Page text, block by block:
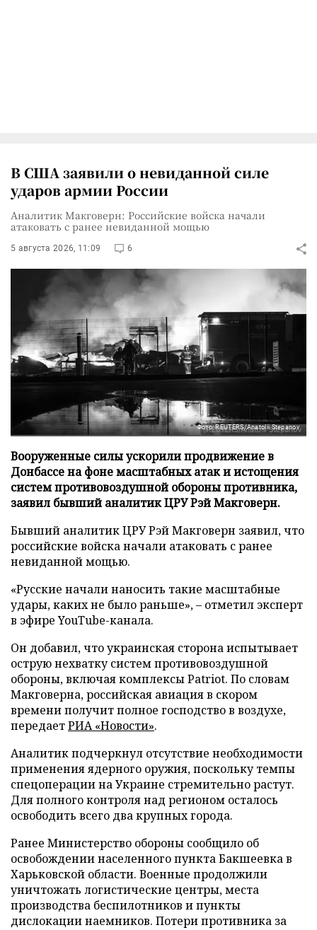
В США заявили о невиданной силе
ударов армии России
Аналитик Макговерн: Российские войска начали
атаковать с ранее невиданной мощью
5 августа 2026, 11:09 6
Фото: REUTERS/Anatolii Stepanov
Вооруженные силы ускорили продвижение в
Донбассе на фоне масштабных атак и истощения
систем противовоздушной обороны противника,
заявил бывший аналитик ЦРУ Рэй Макговерн.
Бывший аналитик ЦРУ Рэй Макговерн заявил, что
российские войска начали атаковать с ранее
невиданной мощью.
«Русские начали наносить такие масштабные
удары, каких не было раньше», – отметил эксперт
в эфире YouTube-канала.
Он добавил, что украинская сторона испытывает
острую нехватку систем противовоздушной
обороны, включая комплексы Patriot. По словам
Макговерна, российская авиация в скором
времени получит полное господство в воздухе,
передаетРИА «Новости».
Аналитик подчеркнул отсутствие необходимости
применения ядерного оружия, поскольку темпы
спецоперации на Украине стремительно растут.
Для полного контроля над регионом осталось
освободить всего два крупных города.
Ранее Министерство обороны сообщило об
освобождении населенного пункта Бакшеевка в
Харьковской области. Военные продолжили
уничтожать логистические центры, места
производства беспилотников и пункты
дислокации наемников. Потери противника за